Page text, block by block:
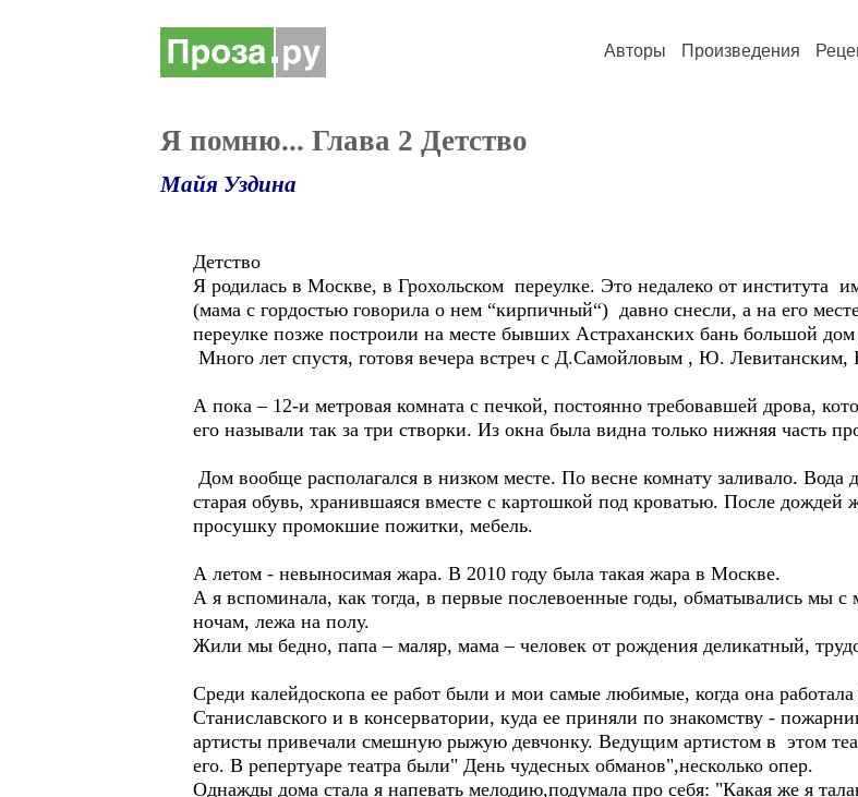
Авторы Произведения
Я помню... Глава 2 Детство
Майя Уздина
Детство
Я родилась в Москве, в Грохольском переулке. Это недалеко от института
(мама с гордостью говорила о нем “кирпичный“) давно снесли, а на его
переулке позже построили на месте бывших Астраханских бань большой дом
Много лет спустя, готовя вечера встреч с Д.Самойловым , Ю.
А пока – 12-и метровая комната с печкой, постоянно требовавшей дрова,
его называли так за три створки. Из окна была видна только нижняя часть
Дом вообще располагался в низком месте. По весне комнату заливало. Вода
старая обувь, хранившаяся вместе с картошкой под кроватью. После
просушку промокшие пожитки, мебель.
А летом - невыносимая жара. В 2010 году была такая жара в Москве.
А я вспоминала, как тогда, в первые послевоенные годы, обматывались мы
ночам, лежа на полу.
Жили мы бедно, папа – маляр, мама – человек от рождения деликатный,
Среди калейдоскопа ее работ были и мои самые любимые, когда она
Станиславского и в консерватории, куда ее приняли по знакомству -
артисты привечали смешную рыжую девчонку. Ведущим артистом в этом
его. В репертуаре театра были" День чудесных обманов",несколько опер.
Однажды дома стала я напевать мелодию,подумала про себя: "Какая же я